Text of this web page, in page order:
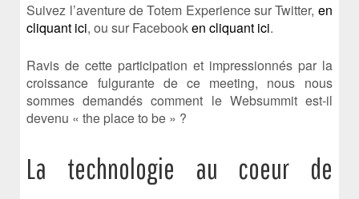
Suivez l’aventure de Totem Experience sur Twitter, en
cliquant ici, ou sur Facebooken cliquant ici.
Ravis de cette participation et impressionnés par la
croissance fulgurante de ce meeting, nous nous
sommes demandés comment le Websummit est-il
devenu « the place to be » ?
La technologie au coeur de